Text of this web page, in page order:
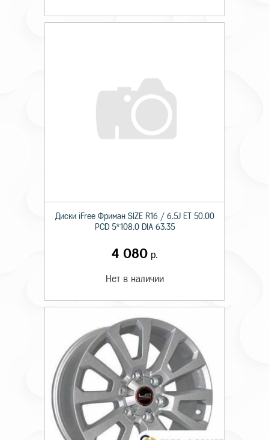
Диски iFree Фриман SIZE R16 / 6.5J ET 50.00
PCD 5*108.0 DIA 63.35
4 080р.
Нет в наличии